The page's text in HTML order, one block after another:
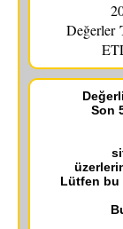
Değerler
Son
Lütfen bu